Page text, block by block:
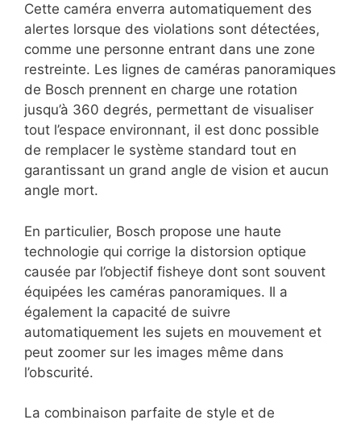
Cette caméra enverra automatiquement des
alertes lorsque des violations sont détectées,
comme une personne entrant dans une zone
restreinte. Les lignes de caméras panoramiques
de Bosch prennent en charge une rotation
jusqu’à 360 degrés, permettant de visualiser
tout l’espace environnant, il est donc possible
de remplacer le système standard tout en
garantissant un grand angle de vision et aucun
angle mort.
En particulier, Bosch propose une haute
technologie qui corrige la distorsion optique
causée par l’objectif fisheye dont sont souvent
équipées les caméras panoramiques. Il a
également la capacité de suivre
automatiquement les sujets en mouvement et
peut zoomer sur les images même dans
l’obscurité.
La combinaison parfaite de style et de